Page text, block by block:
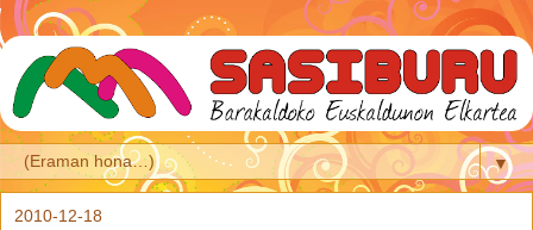
▼
2010-12-18